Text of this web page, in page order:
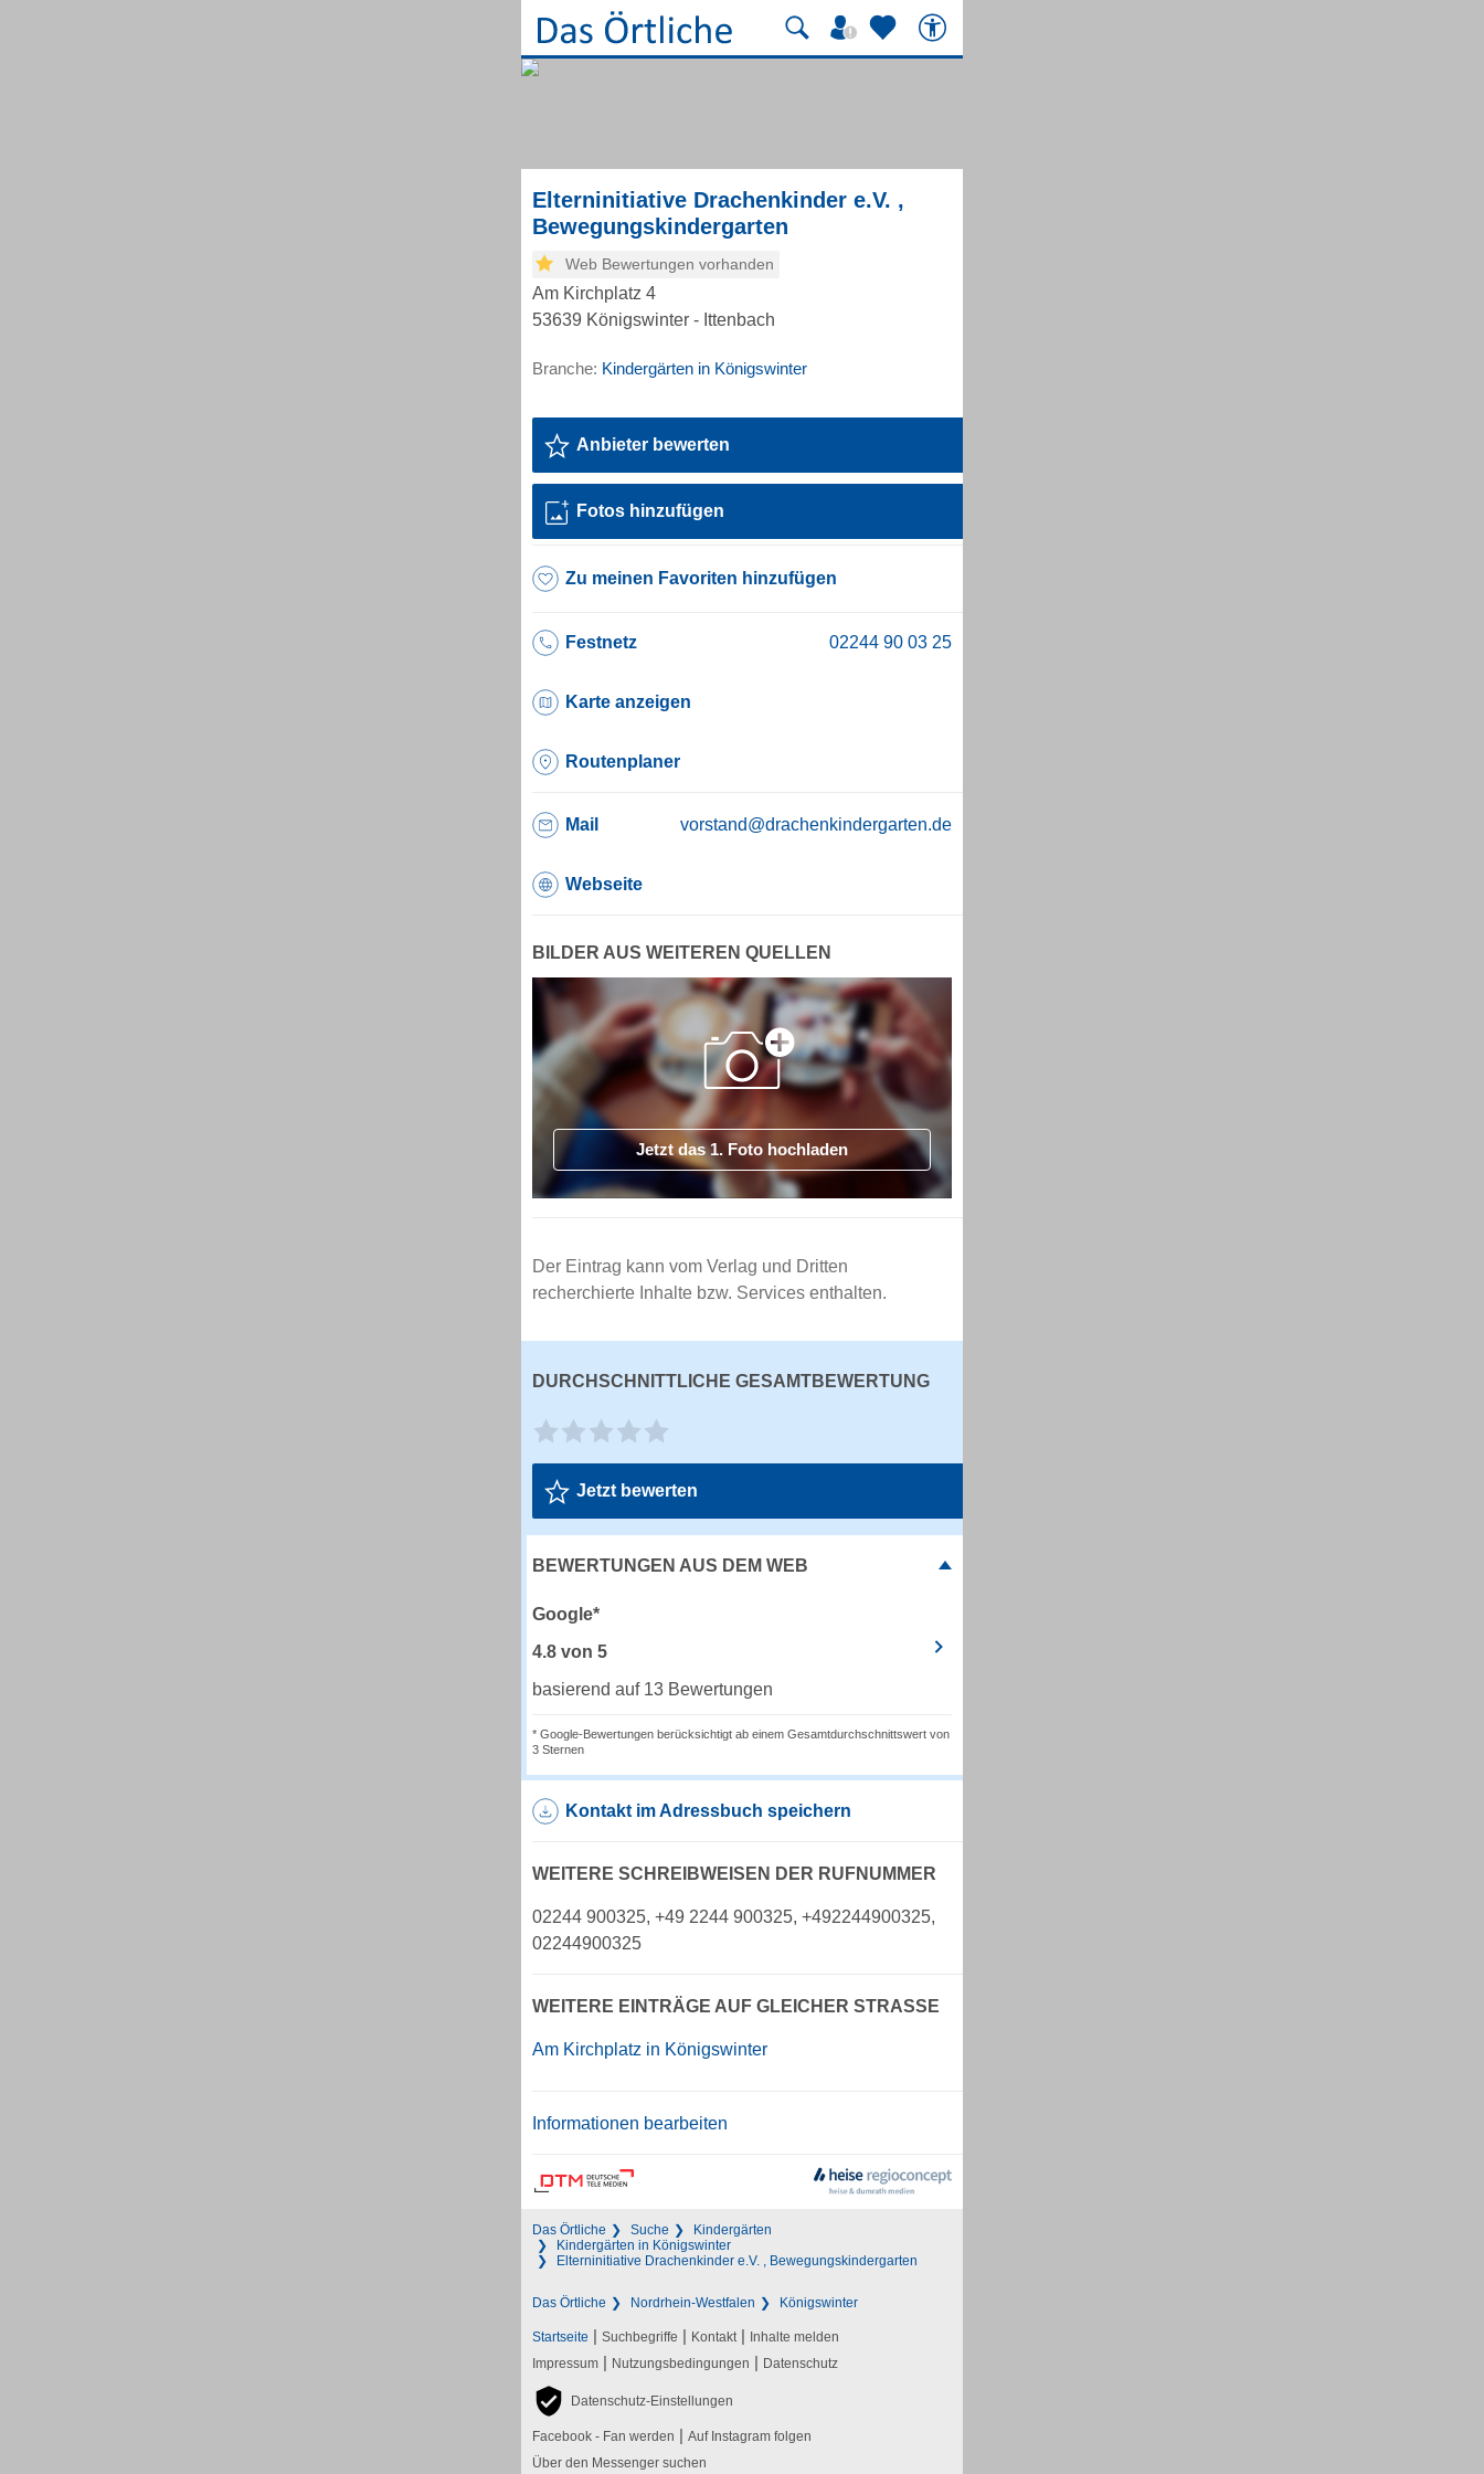
Elterninitiative Drachenkinder e.V. ,
Bewegungskindergarten
Web Bewertungen vorhanden
Am Kirchplatz 4
53639 Königswinter - Ittenbach
Branche: Kindergärten in Königswinter
Anbieter bewerten
Fotos hinzufügen
Zu meinen Favoriten hinzufügen
Festnetz
Karte anzeigen
Routenplaner
Mail vorstand@drachenkindergarten.de
Webseite
BILDER AUS WEITEREN QUELLEN
Jetzt das 1. Foto hochladen
Der Eintrag kann vom Verlag und Dritten
recherchierte Inhalte bzw. Services enthalten.
DURCHSCHNITTLICHE GESAMTBEWERTUNG
Jetzt bewerten
BEWERTUNGEN AUS DEM WEB
Google*
4.8 von 5
basierend auf 13 Bewertungen
* Google-Bewertungen berücksichtigt ab einem Gesamtdurchschnittswert von
3 Sternen
Kontakt im Adressbuch speichern
WEITERE SCHREIBWEISEN DER RUFNUMMER
02244 900325, +49 2244 900325, +492244900325,
02244900325
WEITERE EINTRÄGE AUF GLEICHER STRASSE
Am Kirchplatz in Königswinter
Informationen bearbeiten
Das Örtliche Suche
Kindergärten
Kindergärten in Königswinter
Elterninitiative Drachenkinder e.V. , Bewegungskindergarten
Das Örtliche Nordrhein-Westfalen Königswinter
Startseite | Suchbegriffe | Kontakt | Inhalte melden
Impressum | Nutzungsbedingungen | Datenschutz
Datenschutz-Einstellungen
Facebook - Fan werden | Auf Instagram folgen
Über den Messenger suchen